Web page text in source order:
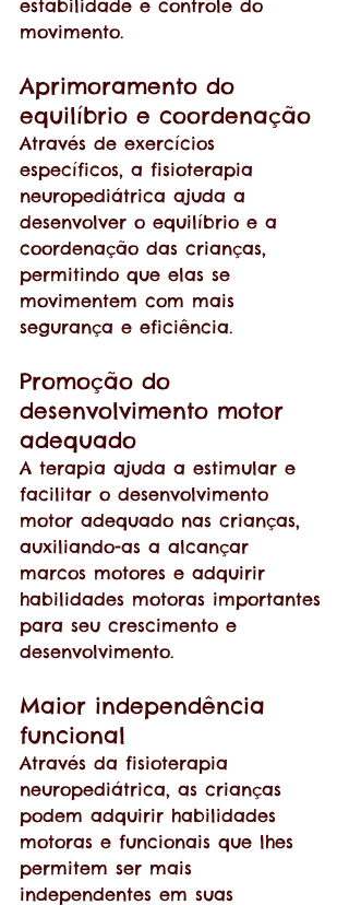
estabilidade e controle do
movimento.
Aprimoramento do
equilíbrio e coordenação
Através de exercícios
específicos, a fisioterapia
neuropediátrica ajuda a
desenvolver o equilíbrio e a
coordenação das crianças,
permitindo que elas se
movimentem com mais
segurança e eficiência.
Promoção do
desenvolvimento motor
adequado
A terapia ajuda a estimular e
facilitar o desenvolvimento
motor adequado nas crianças,
auxiliando-as a alcançar
marcos motores e adquirir
habilidades motoras importantes
para seu crescimento e
desenvolvimento.
Maior independência
funcional
Através da fisioterapia
neuropediátrica, as crianças
podem adquirir habilidades
motoras e funcionais que lhes
permitem ser mais
independentes em suas